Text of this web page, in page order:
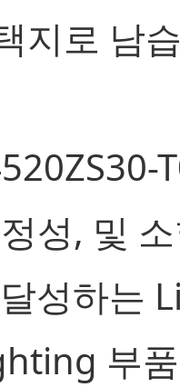
지로 남
성, 및
성하는
부